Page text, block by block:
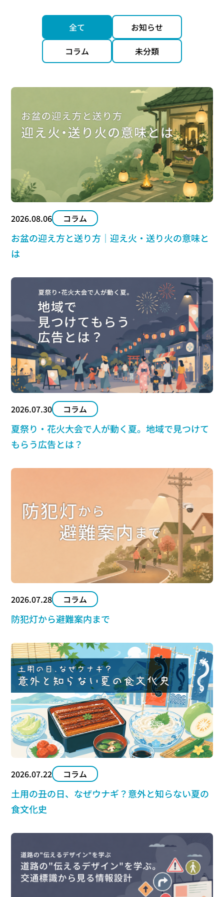
全て
お知らせ
コラム
未分類
2026.08.06 コラム
お盆の迎え方と送り方｜迎え火・送り火の意味と
は
2026.07.30 コラム
夏祭り・花火大会で人が動く夏。地域で見つけて
もらう広告とは？
2026.07.28 コラム
防犯灯から避難案内まで
2026.07.22 コラム
土用の丑の日、なぜウナギ？意外と知らない夏の
食文化史